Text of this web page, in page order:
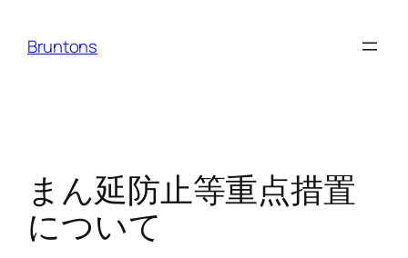
Bruntons
まん延防止等重点措置
について